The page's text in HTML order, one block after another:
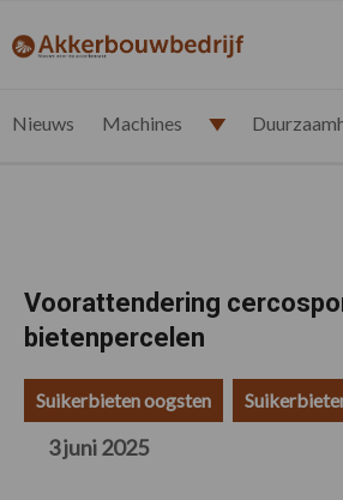
de
de
de
de
akkerbouwbedrijf.nl
Nieuws Machines
Voorattendering
bietenpercelen
Suikerbieten oogsten
3 juni 2025